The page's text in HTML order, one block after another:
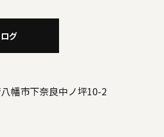
グ
幡市下奈良中ノ坪10-2